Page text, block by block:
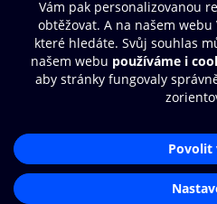
Další zábava
© O2 Czech Republic a.s.
Zásady zpracování osobních
Čti a